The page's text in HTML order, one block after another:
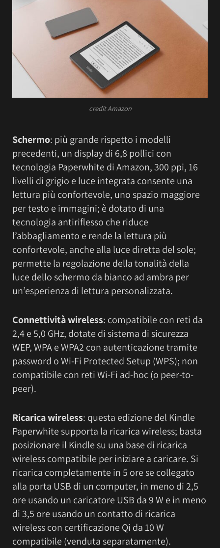
credit Amazon
Schermo: più grande rispetto i modelli
precedenti, un display di 6,8 pollici con
tecnologia Paperwhite di Amazon, 300 ppi, 16
livelli di grigio e luce integrata consente una
lettura più confortevole, uno spazio maggiore
per testo e immagini; è dotato di una
tecnologia antiriflesso che riduce
l’abbagliamento e rende la lettura più
confortevole, anche alla luce diretta del sole;
permette la regolazione della tonalità della
luce dello schermo da bianco ad ambra per
un’esperienza di lettura personalizzata.
Connettività wireless: compatibile con reti da
2,4 e 5,0 GHz, dotate di sistema di sicurezza
WEP, WPA e WPA2 con autenticazione tramite
password o Wi-Fi Protected Setup (WPS); non
compatibile con reti Wi-Fi ad-hoc (o peer-to-
peer).
Ricarica wireless: questa edizione del Kindle
Paperwhite supporta la ricarica wireless; basta
posizionare il Kindle su una base di ricarica
wireless compatibile per iniziare a caricare. Si
ricarica completamente in 5 ore se collegato
alla porta USB di un computer, in meno di 2,5
ore usando un caricatore USB da 9 W e in meno
di 3,5 ore usando un contatto di ricarica
wireless con certificazione Qi da 10 W
compatibile (venduta separatamente).